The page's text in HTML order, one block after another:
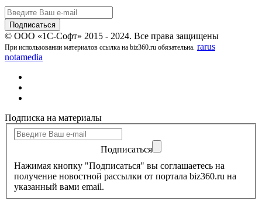
© ООО «1С-Софт» 2015 - 2024. Все права защищены
При использовании материалов ссылка на biz360.ru обязательна. rarus
notamedia
Подписка на материалы
Подписаться
Нажимая кнопку "Подписаться" вы соглашаетесь на
получение новостной рассылки от портала biz360.ru на
указанный вами email.